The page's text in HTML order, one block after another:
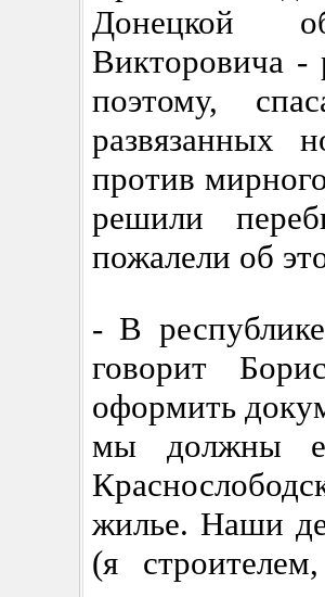
Донецкой
Викторовича -
поэтому,
развязанных
против
решили
пожалели об
- В
говорит
оформить
мы должны
жилье. Наши
(я